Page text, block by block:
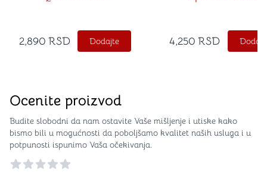
2,890 RSD Dodajte 4,250 RSD
Ocenite proizvod
Budite slobodni da nam ostavite Vaše mišljenje i utiske kako
bismo bili u mogućnosti da poboljšamo kvalitet naših usluga i u
potpunosti ispunimo Vaša očekivanja.
Reviews